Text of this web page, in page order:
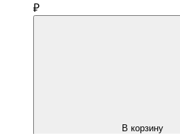
₽
В корзину